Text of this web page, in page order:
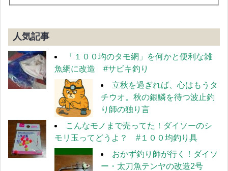
人気記事
「１００均のタモ網」を何かと便利な雑
魚網に改造 #サビキ釣り
立秋を過ぎれば、心はもうタ
チウオ。秋の銀鱗を待つ波止釣
り師の独り言
こんなモノまで売ってた！ダイソーのシ
モリ玉ってどうよ？ #１００均釣り具
おかず釣り師が行く！ダイソ
ー・太刀魚テンヤの改造2号